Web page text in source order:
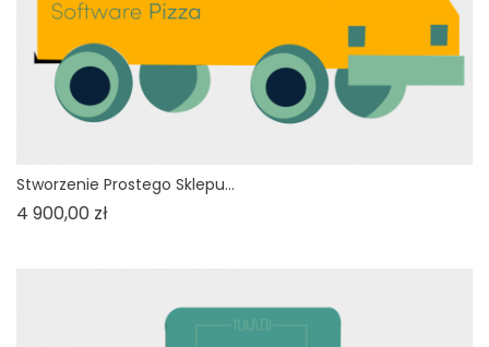
Stworzenie Prostego Sklepu...
4 900,00 złCena